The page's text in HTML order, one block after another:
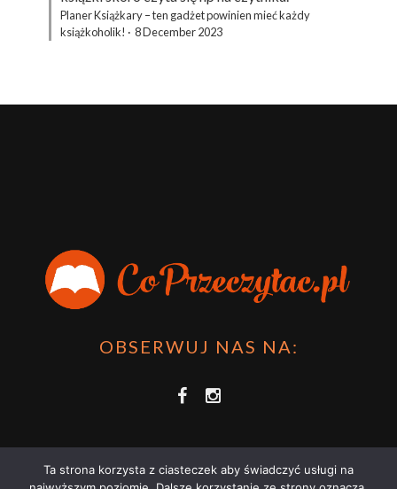
Planer Książkary – ten gadżet powinien mieć każdy
książkoholik! · 8 December 2023
OBSERWUJ NAS NA:
Ta strona korzysta z ciasteczek aby świadczyć usługi na